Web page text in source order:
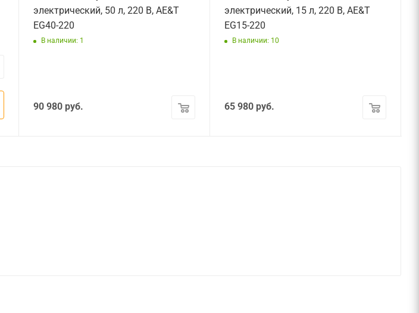
электрический, 50 л, 220 В, AE&T
EG40-220
В наличии: 1
90 980 руб.
электрический, 15 л, 220 В, AE&T
EG15-220
В наличии: 10
65 980 руб.